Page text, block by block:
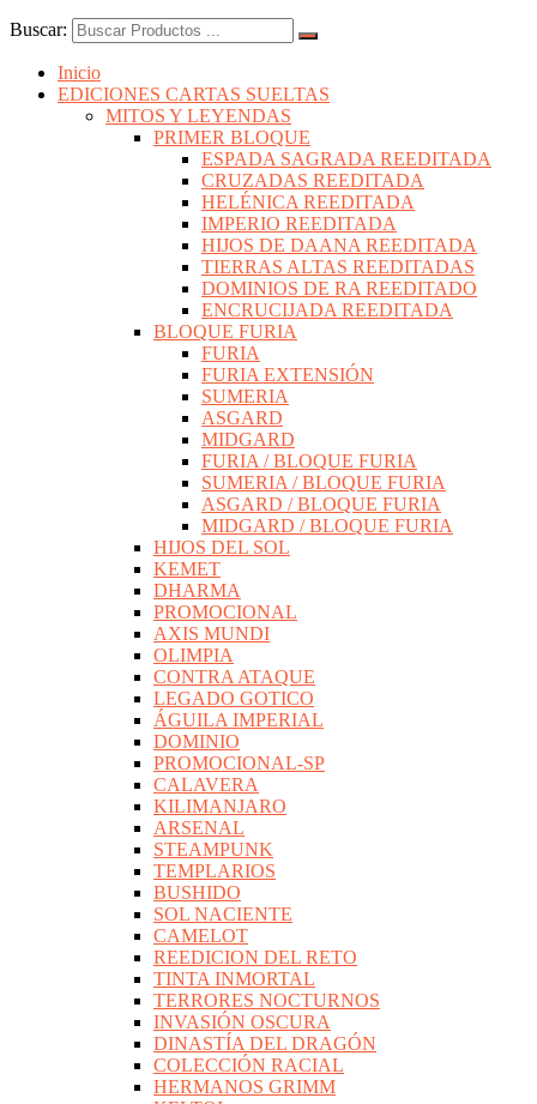
Buscar:
Inicio
EDICIONES CARTAS SUELTAS
MITOS Y LEYENDAS
PRIMER BLOQUE
ESPADA SAGRADA REEDITADA
CRUZADAS REEDITADA
HELÉNICA REEDITADA
IMPERIO REEDITADA
HIJOS DE DAANA REEDITADA
TIERRAS ALTAS REEDITADAS
DOMINIOS DE RA REEDITADO
ENCRUCIJADA REEDITADA
BLOQUE FURIA
FURIA
FURIA EXTENSIÓN
SUMERIA
ASGARD
MIDGARD
FURIA / BLOQUE FURIA
SUMERIA / BLOQUE FURIA
ASGARD / BLOQUE FURIA
MIDGARD / BLOQUE FURIA
HIJOS DEL SOL
KEMET
DHARMA
PROMOCIONAL
AXIS MUNDI
OLIMPIA
CONTRA ATAQUE
LEGADO GOTICO
ÁGUILA IMPERIAL
DOMINIO
PROMOCIONAL-SP
CALAVERA
KILIMANJARO
ARSENAL
STEAMPUNK
TEMPLARIOS
BUSHIDO
SOL NACIENTE
CAMELOT
REEDICION DEL RETO
TINTA INMORTAL
TERRORES NOCTURNOS
INVASIÓN OSCURA
DINASTÍA DEL DRAGÓN
COLECCIÓN RACIAL
HERMANOS GRIMM